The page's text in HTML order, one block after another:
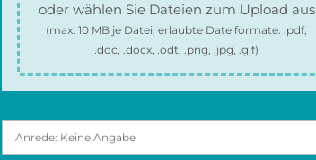
oder wählen Sie Dateien zum Upload aus
(max.10 MB je Datei, erlaubte Dateiformate:.pdf,
.doc, .docx, .odt, .png, .jpg, .gif)